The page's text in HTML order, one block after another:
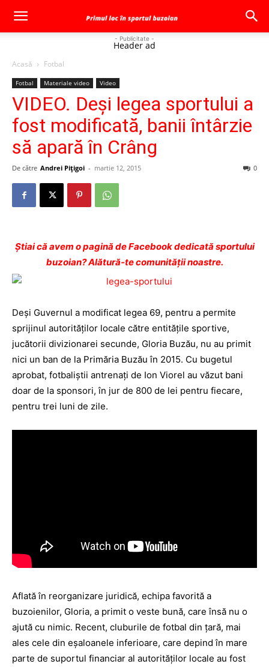
- Publicitate -
Header ad
Acasă Fotbal
Fotbal Materiale video Video
VIDEO. Deşi legea sportului a
fost modificată, banii întârzie
să apară în Crâng
De către Andrei Pițigoi - martie 12, 2015 0
Ştiai că avem o pagină de Facebook dedicată sportului
buzoian? Alătură-te comunității noastre.
Deşi Guvernul a modificat legea 69, pentru a permite
sprijinul autorităţilor locale către entităţile sportive,
jucătorii divizionarei secunde, Gloria Buzău, nu au primit
nici un ban de la Primăria Buzău în 2015. Cu bugetul
aprobat, fotbaliştii antrenaţi de Ion Viorel au văzut bani
doar de la sponsori, în jur de 800 de lei pentru fiecare,
pentru trei luni de zile.
Aflată în reorganizare juridică, echipa favorită a
buzoienilor, Gloria, a primit o veste bună, care însă nu o
ajută cu nimic. Recent, cluburile de fotbal din ţară, mai
ales cele din eşaloanele inferioare, care depind în mare
parte de suportul financiar al autorităţilor locale au fost